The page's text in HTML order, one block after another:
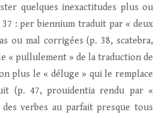
quelques inexactitudes plus ou
: per biennium traduit par « deux
ou mal corrigées (p. 38, scatebra,
« pullulement » de la traduction de
plus le « déluge » qui le remplace
(p. 47, prouidentia rendu par «
verbes au parfait presque tous